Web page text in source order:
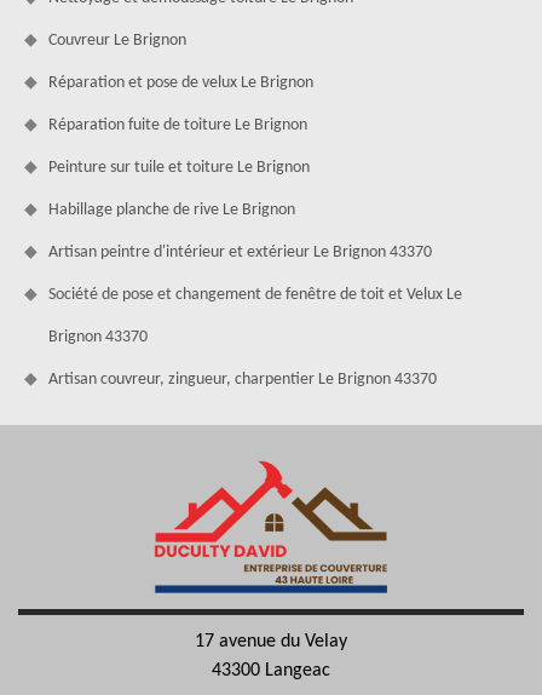
Couvreur Le Brignon
Réparation et pose de velux Le Brignon
Réparation fuite de toiture Le Brignon
Peinture sur tuile et toiture Le Brignon
Habillage planche de rive Le Brignon
Artisan peintre d'intérieur et extérieur Le Brignon 43370
Société de pose et changement de fenêtre de toit et Velux Le
Brignon 43370
Artisan couvreur, zingueur, charpentier Le Brignon 43370
17 avenue du Velay
43300 Langeac